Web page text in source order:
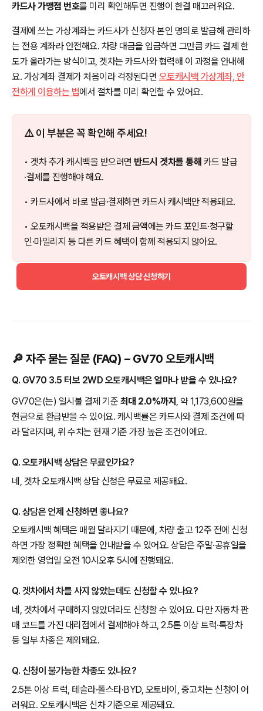
카드사 가맹점 번호를 미리 확인해두면 진행이 한결 매끄러워요.
결제에 쓰는 가상계좌는 카드사가 신청자 본인 명의로 발급해 관리하
는 전용 계좌라 안전해요. 차량 대금을 입금하면 그만큼 카드 결제 한
도가 올라가는 방식이고, 겟차는 카드사와 협력해 이 과정을 안내해
요. 가상계좌 결제가 처음이라 걱정된다면 오토캐시백 가상계좌, 안
전하게 이용하는 법에서 절차를 미리 확인할 수 있어요.
⚠️ 이 부분은 꼭 확인해 주세요!
• 겟차 추가 캐시백을 받으려면 반드시 겟차를 통해 카드 발급
·결제를 진행해야 해요.
• 카드사에서 바로 발급·결제하면 카드사 캐시백만 적용돼요.
• 오토캐시백을 적용받은 결제 금액에는 카드 포인트·청구할
인·마일리지 등 다른 카드 혜택이 함께 적용되지 않아요.
오토캐시백 상담 신청하기
🔎 자주 묻는 질문 (FAQ) – GV70 오토캐시백
Q. GV70 3.5 터보 2WD 오토캐시백은 얼마나 받을 수 있나요?
GV70은(는) 일시불 결제 기준 최대 2.0%까지 , 약 1,173,600원을
현금으로 환급받을 수 있어요. 캐시백률은 카드사와 결제 조건에 따
라 달라지며, 위 수치는 현재 기준 가장 높은 조건이에요.
Q. 오토캐시백 상담은 무료인가요?
네, 겟차 오토캐시백 상담 신청은 무료로 제공돼요.
Q. 상담은 언제 신청하면 좋나요?
오토캐시백 혜택은 매월 달라지기 때문에, 차량 출고 12주 전에 신청
하면 가장 정확한 혜택을 안내받을 수 있어요. 상담은 주말·공휴일을
제외한 영업일 오전 10시오후 5시에 진행돼요.
Q. 겟차에서 차를 사지 않았는데도 신청할 수 있나요?
네, 겟차에서 구매하지 않았더라도 신청할 수 있어요. 다만 자동차 판
매 코드를 가진 대리점에서 결제해야 하고, 2.5톤 이상 트럭·특장차
등 일부 차종은 제외돼요.
Q. 신청이 불가능한 차종도 있나요?
2.5톤 이상 트럭, 테슬라·폴스타·BYD, 오토바이, 중고차는 신청이 어
려워요. 오토캐시백은 신차 기준으로 제공돼요.